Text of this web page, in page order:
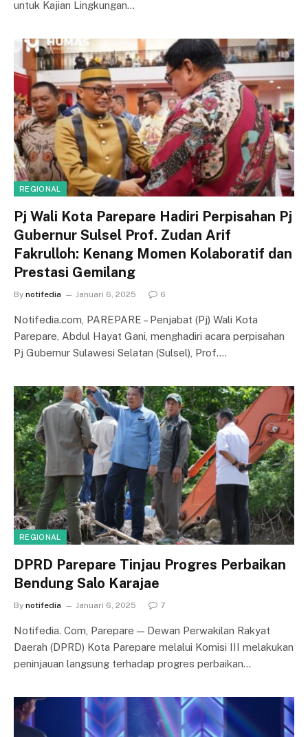
untuk Kajian Lingkungan…
REGIONAL
Pj Wali Kota Parepare Hadiri Perpisahan Pj
Gubernur Sulsel Prof. Zudan Arif
Fakrulloh: Kenang Momen Kolaboratif dan
Prestasi Gemilang
By notifedia Januari 6, 2025 6
Notifedia.com, PAREPARE – Penjabat (Pj) Wali Kota
Parepare, Abdul Hayat Gani, menghadiri acara perpisahan
Pj Gubernur Sulawesi Selatan (Sulsel), Prof.…
REGIONAL
DPRD Parepare Tinjau Progres Perbaikan
Bendung Salo Karajae
By notifedia Januari 6, 2025 7
Notifedia. Com, Parepare — Dewan Perwakilan Rakyat
Daerah (DPRD) Kota Parepare melalui Komisi III melakukan
peninjauan langsung terhadap progres perbaikan…